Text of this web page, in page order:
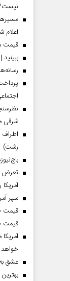
نیست/
اعلام
قیمت سکه
شرقی
رشت)
تعرض
سپر
قیمت
خواهد
عشق